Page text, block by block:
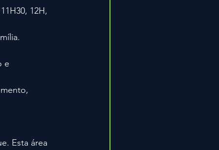
12H,
e
Esta área